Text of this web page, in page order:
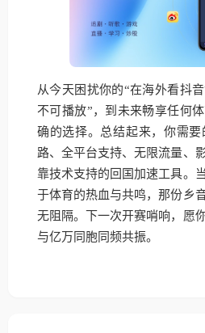
从今天困扰你的“在海外看抖
不可播放”，到未来畅享任何
确的选择。总结起来，你需
路、全平台支持、无限流量、
靠技术支持的回国加速工具。
于体育的热血与共鸣，那份乡
无阻隔。下一次开赛哨响，愿
与亿万同胞同频共振。